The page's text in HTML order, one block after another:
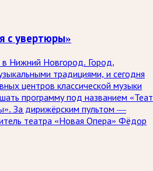
с увертюры»
в Нижний Новгород. Город,
традициями, и сегодня
центров классической музыки
программу под названием
За дирижёрским пультом —
театра «Новая Опера» Фёдор